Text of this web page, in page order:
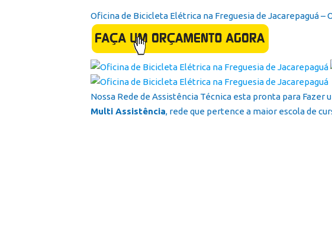
Oficina de Bicicleta Elétrica na Freguesia de Jacarepaguá –
Nossa Rede de Assistência Técnica esta pronta para
Multi Assistência, rede que pertence a maior escola de